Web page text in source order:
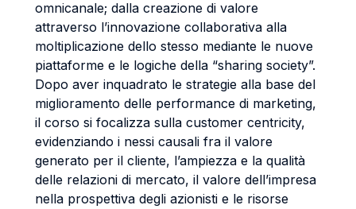
omnicanale; dalla creazione di valore
attraverso l’innovazione collaborativa alla
moltiplicazione dello stesso mediante le nuove
piattaforme e le logiche della “sharing society”.
Dopo aver inquadrato le strategie alla base del
miglioramento delle performance di marketing,
il corso si focalizza sulla customer centricity,
evidenziando i nessi causali fra il valore
generato per il cliente, l’ampiezza e la qualità
delle relazioni di mercato, il valore dell’impresa
nella prospettiva degli azionisti e le risorse